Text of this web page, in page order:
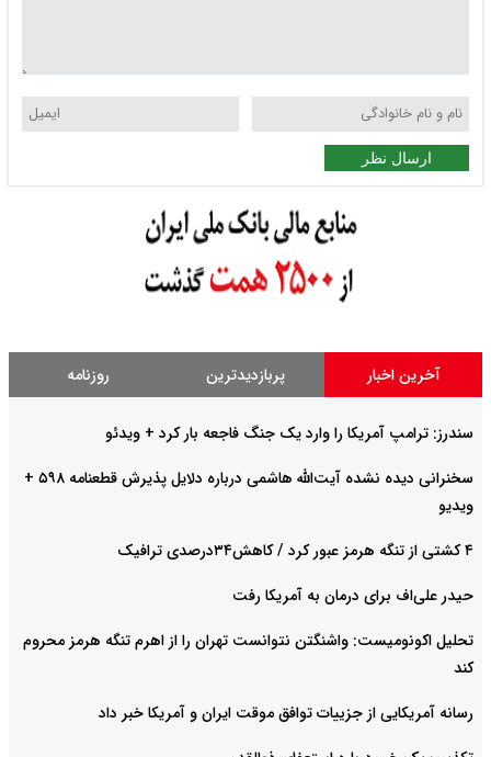
ارسال نظر
آخرین اخبار پربازدیدترین روزنامه
سندرز: ترامپ آمریکا را وارد یک جنگ فاجعه بار کرد + ویدئو
سخنرانی دیده نشده آیت‌الله هاشمی درباره دلایل پذیرش قطعنامه ۵۹۸ +
ویدیو
۴ کشتی از تنگه هرمز عبور کرد / کاهش۳۴درصدی ترافیک
حیدر علی‌اف برای درمان به آمریکا رفت
تحلیل اکونومیست: واشنگتن نتوانست تهران را از اهرم تنگه هرمز محروم
کند
رسانه آمریکایی از جزییات توافق موقت ایران و آمریکا خبر داد